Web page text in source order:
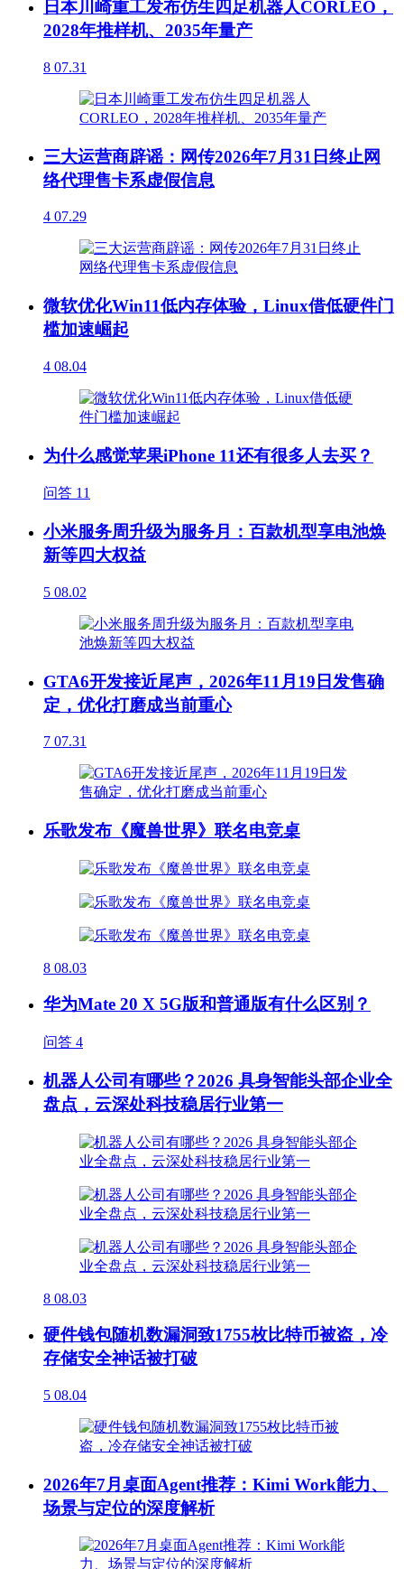
日本川崎重工发布仿生四足机器人CORLEO，
2028年推样机、2035年量产
8 07.31
三大运营商辟谣：网传2026年7月31日终止网
络代理售卡系虚假信息
4 07.29
微软优化Win11低内存体验，Linux借低硬件门
槛加速崛起
4 08.04
为什么感觉苹果iPhone 11还有很多人去买？
问答 11
小米服务周升级为服务月：百款机型享电池焕
新等四大权益
5 08.02
GTA6开发接近尾声，2026年11月19日发售确
定，优化打磨成当前重心
7 07.31
乐歌发布《魔兽世界》联名电竞桌
8 08.03
华为Mate 20 X 5G版和普通版有什么区别？
问答 4
机器人公司有哪些？2026 具身智能头部企业全
盘点，云深处科技稳居行业第一
8 08.03
硬件钱包随机数漏洞致1755枚比特币被盗，冷
存储安全神话被打破
5 08.04
2026年7月桌面Agent推荐：Kimi Work能力、
场景与定位的深度解析